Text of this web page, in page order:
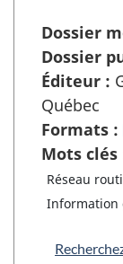
Dossier
Dossier
Éditeur :
Québec
Formats :
Mots clés
Réseau
Information